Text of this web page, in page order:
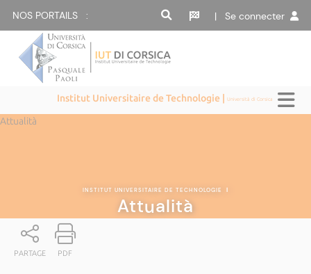
NOS PORTAILS : | Se connecter
Institut Universitaire de Technologie |Università di Corsica
Attualità
INSTITUT UNIVERSITAIRE DE TECHNOLOGIE |
Attualità
PARTAGE PDF